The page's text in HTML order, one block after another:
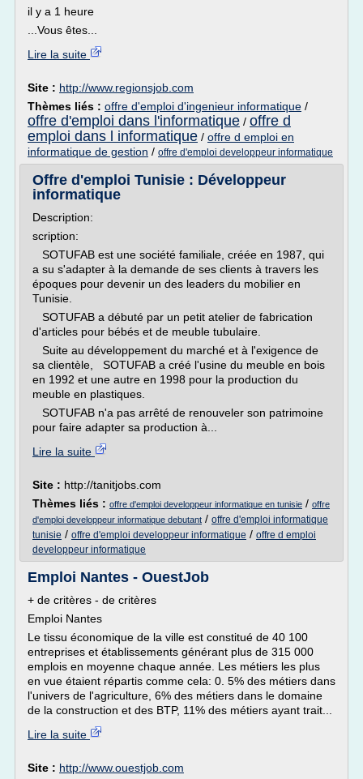
il y a 1 heure
...Vous êtes...
Lire la suite
Site : http://www.regionsjob.com
Thèmes liés : offre d'emploi d'ingenieur informatique /
offre d'emploi dans l'informatique / offre d
emploi dans l informatique / offre d emploi en
informatique de gestion / offre d'emploi developpeur informatique
Offre d'emploi Tunisie : Développeur
informatique
Description:
scription:
SOTUFAB est une société familiale, créée en 1987, qui
a su s'adapter à la demande de ses clients à travers les
époques pour devenir un des leaders du mobilier en
Tunisie.
SOTUFAB a débuté par un petit atelier de fabrication
d'articles pour bébés et de meuble tubulaire.
Suite au développement du marché et à l'exigence de
sa clientèle, SOTUFAB a créé l'usine du meuble en bois
en 1992 et une autre en 1998 pour la production du
meuble en plastiques.
SOTUFAB n'a pas arrêté de renouveler son patrimoine
pour faire adapter sa production à...
Lire la suite
Site : http://tanitjobs.com
Thèmes liés : offre d'emploi developpeur informatique en tunisie / offre
d'emploi developpeur informatique debutant / offre d'emploi informatique
tunisie / offre d'emploi developpeur informatique / offre d emploi
developpeur informatique
Emploi Nantes - OuestJob
+ de critères - de critères
Emploi Nantes
Le tissu économique de la ville est constitué de 40 100
entreprises et établissements générant plus de 315 000
emplois en moyenne chaque année. Les métiers les plus
en vue étaient répartis comme cela: 0. 5% des métiers dans
l'univers de l'agriculture, 6% des métiers dans le domaine
de la construction et des BTP, 11% des métiers ayant trait...
Lire la suite
Site : http://www.ouestjob.com